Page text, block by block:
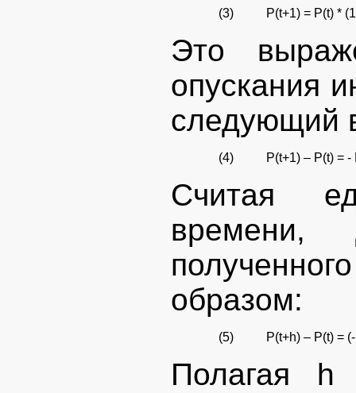
(3) P(t+1) = P(t) *
Это
опускания
следующий
(4) P(t+1) – P(t) =
Считая
времени,
образом:
(5) P(t+h) – P(t) =
Полагая